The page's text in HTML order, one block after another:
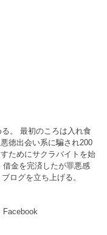
。 最初のころは入れ食
徳出会い系に騙され200
ためにサクラバイトを始
金を完済したが罪悪感
ログを立ち上げる。
Facebook